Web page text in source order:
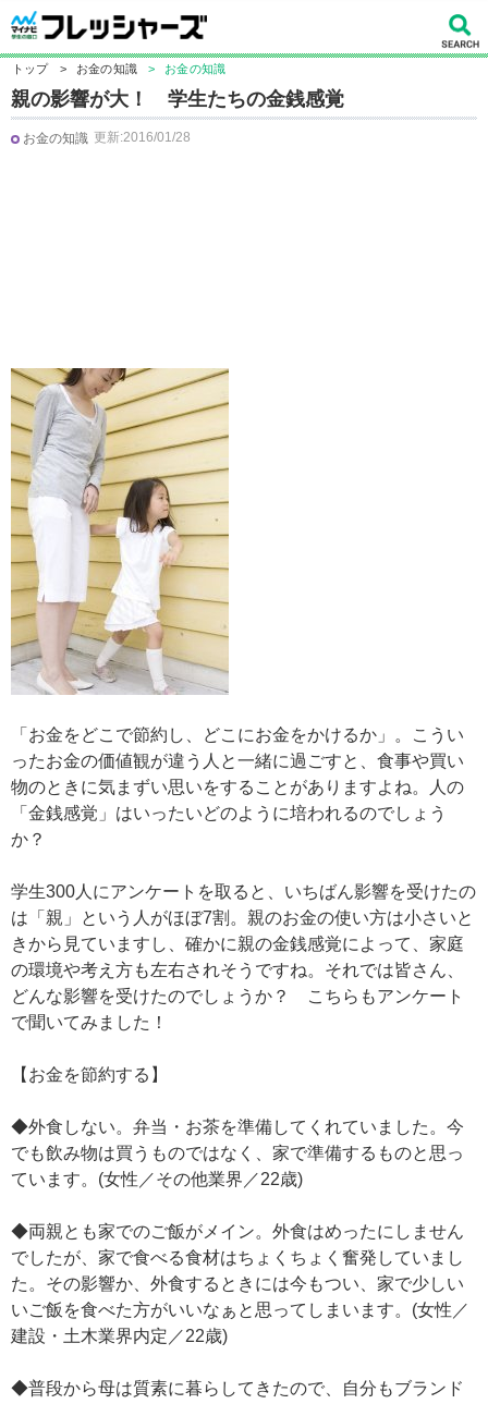
トップ > お金の知識 > お金の知識
親の影響が大！ 学生たちの金銭感覚
お金の知識 更新:2016/01/28
「お金をどこで節約し、どこにお金をかけるか」。こうい
ったお金の価値観が違う人と一緒に過ごすと、食事や買い
物のときに気まずい思いをすることがありますよね。人の
「金銭感覚」はいったいどのように培われるのでしょう
か？
学生300人にアンケートを取ると、いちばん影響を受けたの
は「親」という人がほぼ7割。親のお金の使い方は小さいと
きから見ていますし、確かに親の金銭感覚によって、家庭
の環境や考え方も左右されそうですね。それでは皆さん、
どんな影響を受けたのでしょうか？ こちらもアンケート
で聞いてみました！
【お金を節約する】
◆外食しない。弁当・お茶を準備してくれていました。今
でも飲み物は買うものではなく、家で準備するものと思っ
ています。(女性／その他業界／22歳)
◆両親とも家でのご飯がメイン。外食はめったにしません
でしたが、家で食べる食材はちょくちょく奮発していまし
た。その影響か、外食するときには今もつい、家で少しい
いご飯を食べた方がいいなぁと思ってしまいます。(女性／
建設・土木業界内定／22歳)
◆普段から母は質素に暮らしてきたので、自分もブランド